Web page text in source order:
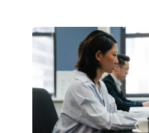
БИЗНЕСА:
КАКИЕ
3
ЗАДАЧИ
ЕМУ
МОЖНО
ПОРУЧИТЬ